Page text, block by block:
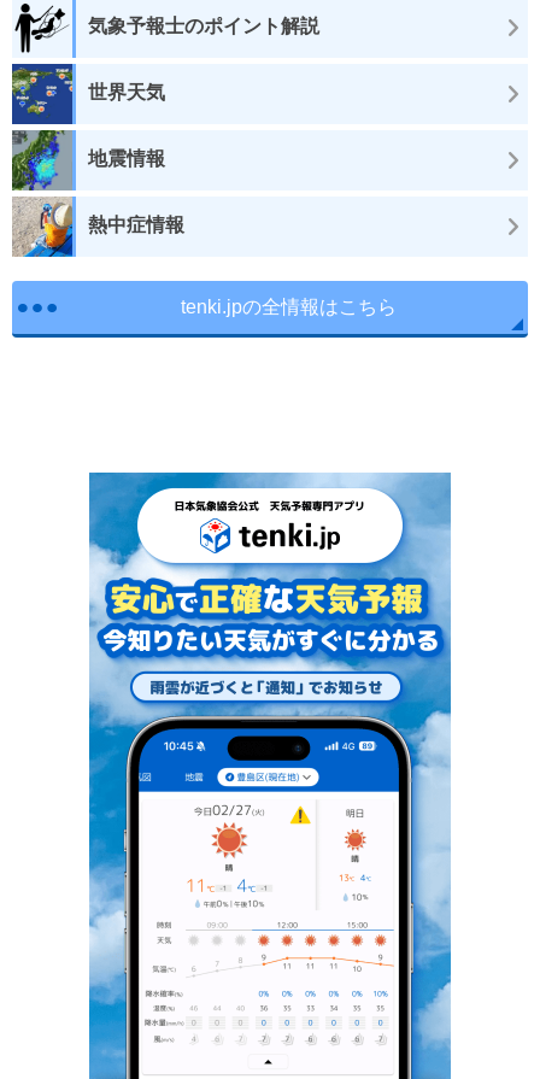
気象予報士のポイント解説
世界天気
地震情報
熱中症情報
tenki.jpの全情報はこちら